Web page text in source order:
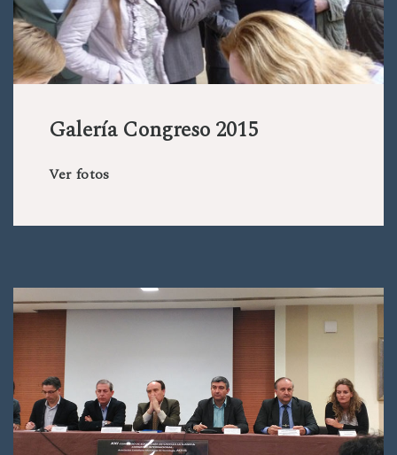
Galería Congreso 2015
Ver fotos